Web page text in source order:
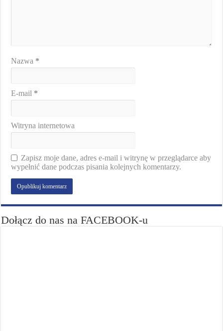
Nazwa *
E-mail *
Witryna internetowa
Zapisz moje dane, adres e-mail i witrynę w przeglądarce aby
wypełnić dane podczas pisania kolejnych komentarzy.
Dołącz do nas na FACEBOOK-u